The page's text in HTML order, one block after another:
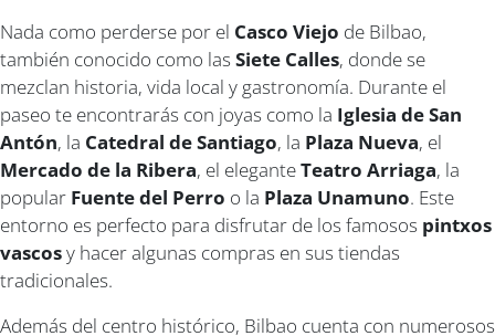
Nada como perderse por el Casco Viejo de Bilbao,
también conocido como las Siete Calles, donde se
mezclan historia, vida local y gastronomía. Durante el
paseo te encontrarás con joyas como la Iglesia de San
Antón, la Catedral de Santiago, la Plaza Nueva, el
Mercado de la Ribera, el eleganteTeatro Arriaga, la
popular Fuente del Perro o la Plaza Unamuno. Este
entorno es perfecto para disfrutar de los famosos pintxos
vascosy hacer algunas compras en sus tiendas
tradicionales.
Además del centro histórico, Bilbao cuenta con numerosos